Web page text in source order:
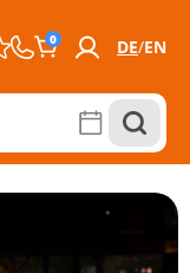
0 DE EN